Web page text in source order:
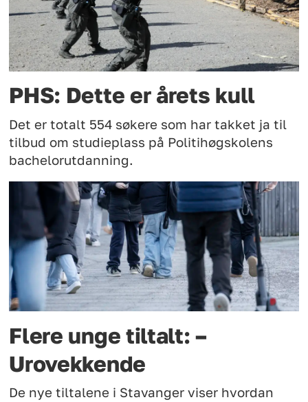
PHS: Dette er årets kull
Det er totalt 554 søkere som har takket ja til
tilbud om studieplass på Politihøgskolens
bachelorutdanning.
Flere unge tiltalt: –
Urovekkende
De nye tiltalene i Stavanger viser hvordan